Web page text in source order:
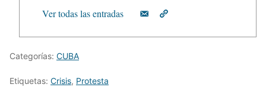
Ver todas las entradas
Categorías: CUBA
Etiquetas: Crisis, Protesta